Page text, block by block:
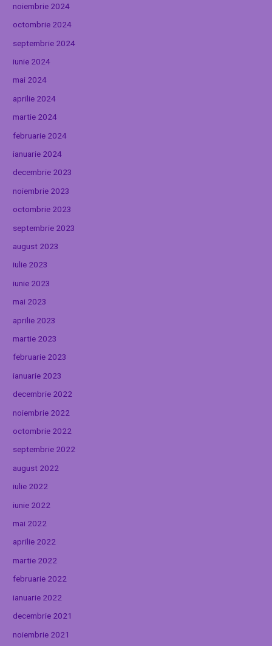
noiembrie 2024
octombrie 2024
septembrie 2024
iunie 2024
mai 2024
aprilie 2024
martie 2024
februarie 2024
ianuarie 2024
decembrie 2023
noiembrie 2023
octombrie 2023
septembrie 2023
august 2023
iulie 2023
iunie 2023
mai 2023
aprilie 2023
martie 2023
februarie 2023
ianuarie 2023
decembrie 2022
noiembrie 2022
octombrie 2022
septembrie 2022
august 2022
iulie 2022
iunie 2022
mai 2022
aprilie 2022
martie 2022
februarie 2022
ianuarie 2022
decembrie 2021
noiembrie 2021